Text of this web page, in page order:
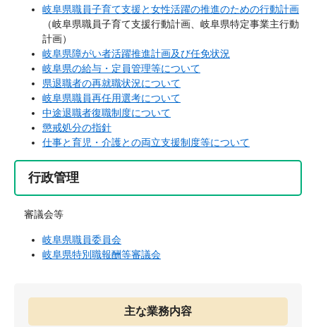
岐阜県職員子育て支援と女性活躍の推進のための行動計画
（岐阜県職員子育て支援行動計画、岐阜県特定事業主行動
計画）
岐阜県障がい者活躍推進計画及び任免状況
岐阜県の給与・定員管理等について
県退職者の再就職状況について
岐阜県職員再任用選考について
中途退職者復職制度について
懲戒処分の指針
仕事と育児・介護との両立支援制度等について
行政管理
審議会等
岐阜県職員委員会
岐阜県特別職報酬等審議会
主な業務内容